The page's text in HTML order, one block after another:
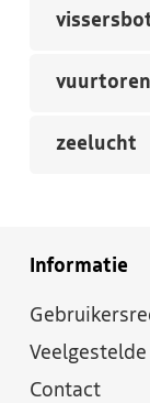
vuurtoren
zeelucht
Informatie
Contact